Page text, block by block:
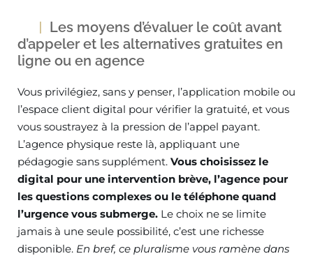
Les moyens d’évaluer le coût avant
d’appeler et les alternatives gratuites en
ligne ou en agence
Vous privilégiez, sans y penser, l’application mobile ou
l’espace client digital pour vérifier la gratuité, et vous
vous soustrayez à la pression de l’appel payant.
L’agence physique reste là, appliquant une
pédagogie sans supplément. Vous choisissez le
digital pour une intervention brève, l’agence pour
les questions complexes ou le téléphone quand
l’urgence vous submerge. Le choix ne se limite
jamais à une seule possibilité, c’est une richesse
disponible. En bref, ce pluralisme vous ramène dans